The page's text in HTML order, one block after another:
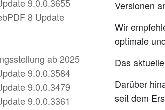
9.0.0.3655
8 Update
ab 2025
9.0.0.3584
9.0.0.3479
9.0.0.3361
Versionen
Wir
optimale
Das
Darüber
seit dem